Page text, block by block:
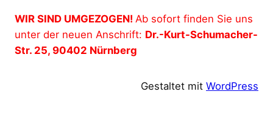
WIR SIND UMGEZOGEN! Ab sofort finden Sie uns
unter der neuen Anschrift: Dr.-Kurt-Schumacher-
Str. 25, 90402 Nürnberg
Gestaltet mit WordPress